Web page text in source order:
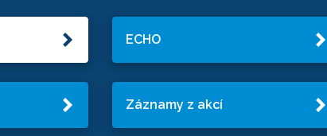
ECHO
Záznamy z akcí